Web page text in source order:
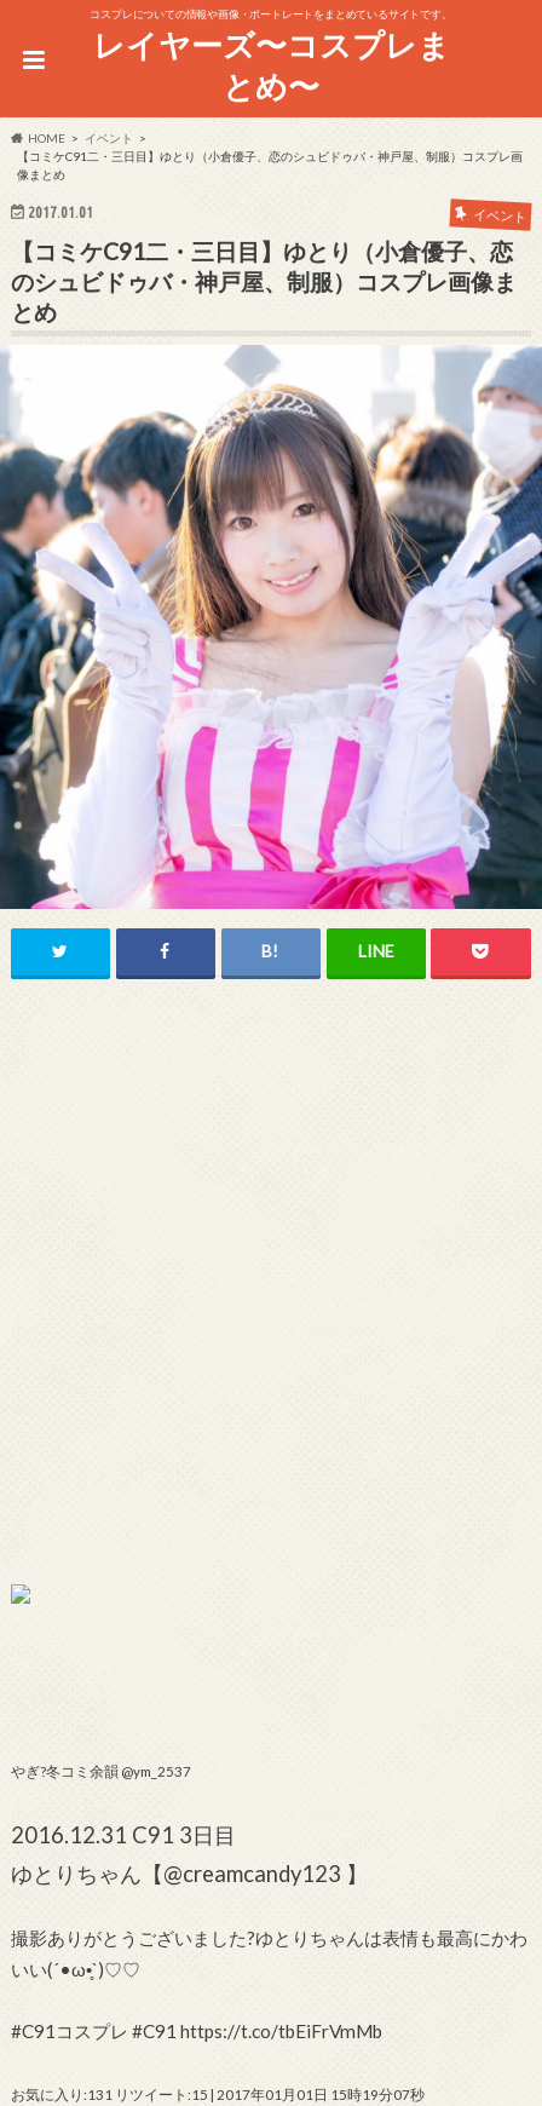
コスプレについての情報や画像・ポートレートをまとめているサイトです。
レイヤーズ〜コスプレま
とめ〜
HOME
イベント
【コミケC91二・三日目】ゆとり（小倉優子、恋のシュビドゥバ・神戸屋、制服）コスプレ画
像まとめ
2017.01.01 イベント
【コミケC91二・三日目】ゆとり（小倉優子、恋
のシュビドゥバ・神戸屋、制服）コスプレ画像ま
とめ
‍やぎ?‍冬コミ余韻 @ym_2537
2016.12.31 C91 3日目
ゆとりちゃん【@creamcandy123 】
撮影ありがとうございました?ゆとりちゃんは表情も最高にかわ
いい(´•ω•̥`)♡♡
#C91コスプレ #C91 https://t.co/tbEiFrVmMb
お気に入り:131 リツイート:15 | 2017年01月01日 15時19分07秒